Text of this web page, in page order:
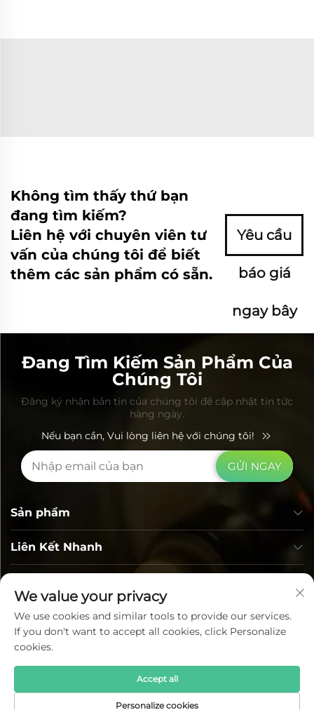
Không tìm thấy thứ bạn
đang tìm kiếm?
Liên hệ với chuyên viên tư
vấn của chúng tôi để biết
thêm các sản phẩm có sẵn.
Yêu cầu
báo giá
ngay bây
Đang Tìm Kiếm Sản Phẩm Của
Chúng Tôi
Đăng ký nhận bản tin của chúng tôi để cập nhật tin tức
hàng ngày.
Nếu bạn cần, Vui lòng liên hệ với chúng tôi!
GỬI NGAY
Liên Kết Nhanh
Sản phẩm
Bản quyền © Lumi Photoelectric Technology Co., Ltd. Tất
We value your privacy
We use cookies and similar tools to provide our services.
If you don't want to accept all cookies, click Personalize
cookies.
Personalize cookies
Accept all